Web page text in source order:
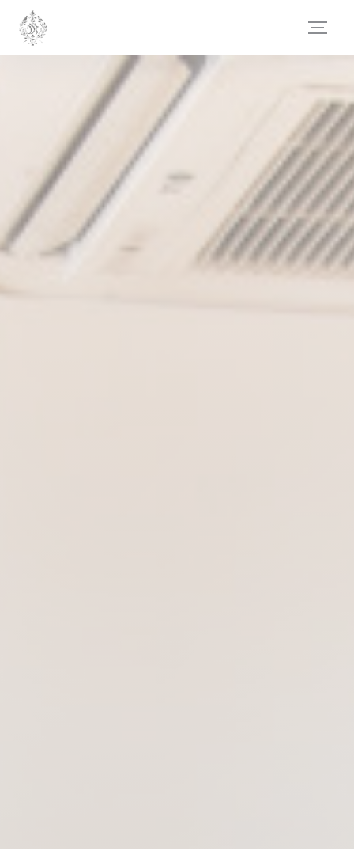
Панель управления cookies